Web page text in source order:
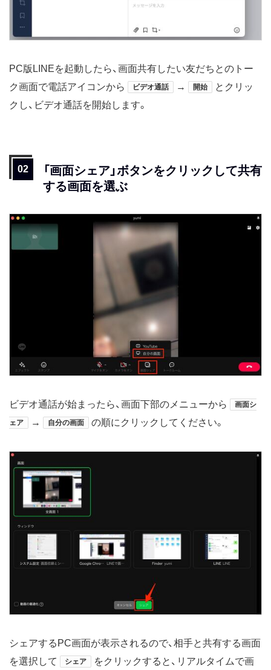
PC版LINEを起動したら、画面共有したい友だちとのトー
ク画面で電話アイコンから
ビデオ通話 → 開始
とクリッ
クし、ビデオ通話を開始します。
「画面シェア」ボタンをクリックして共有
する画面を選ぶ
ビデオ通話が始まったら、画面下部のメニューから 画面シ
ェア → 自分の画面 の順にクリックしてください。
シェアするPC画面が表示されるので、相手と共有する画面
を選択して
シェア
をクリックすると、リアルタイムで画